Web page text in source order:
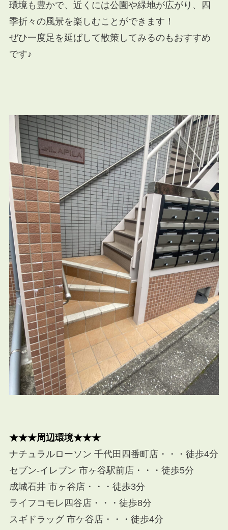
環境も豊かで、近くには公園や緑地が広がり、四
季折々の風景を楽しむことができます！
ぜひ一度足を延ばして散策してみるのもおすすめ
です♪
★★★周辺環境★★★
ナチュラルローソン 千代田四番町店・・・徒歩4分
セブン-イレブン 市ヶ谷駅前店・・・徒歩5分
成城石井 市ヶ谷店・・・徒歩3分
ライフコモレ四谷店・・・徒歩8分
スギドラッグ 市ケ谷店・・・徒歩4分